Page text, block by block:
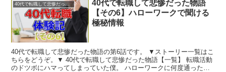
40代で転職して悲惨だった物語
40代で転職して悲惨だった物語
【その6】ハローワークで聞ける
極秘情報
40代で転職して悲惨だった物語の第6話です。 ▼ストーリー一覧はこ
ちらをどうぞ。▼ 40代で転職して悲惨だった物語【一覧】 転職活動
のドツボにハマってしまっていた僕。 ハローワークに何度通ったこ